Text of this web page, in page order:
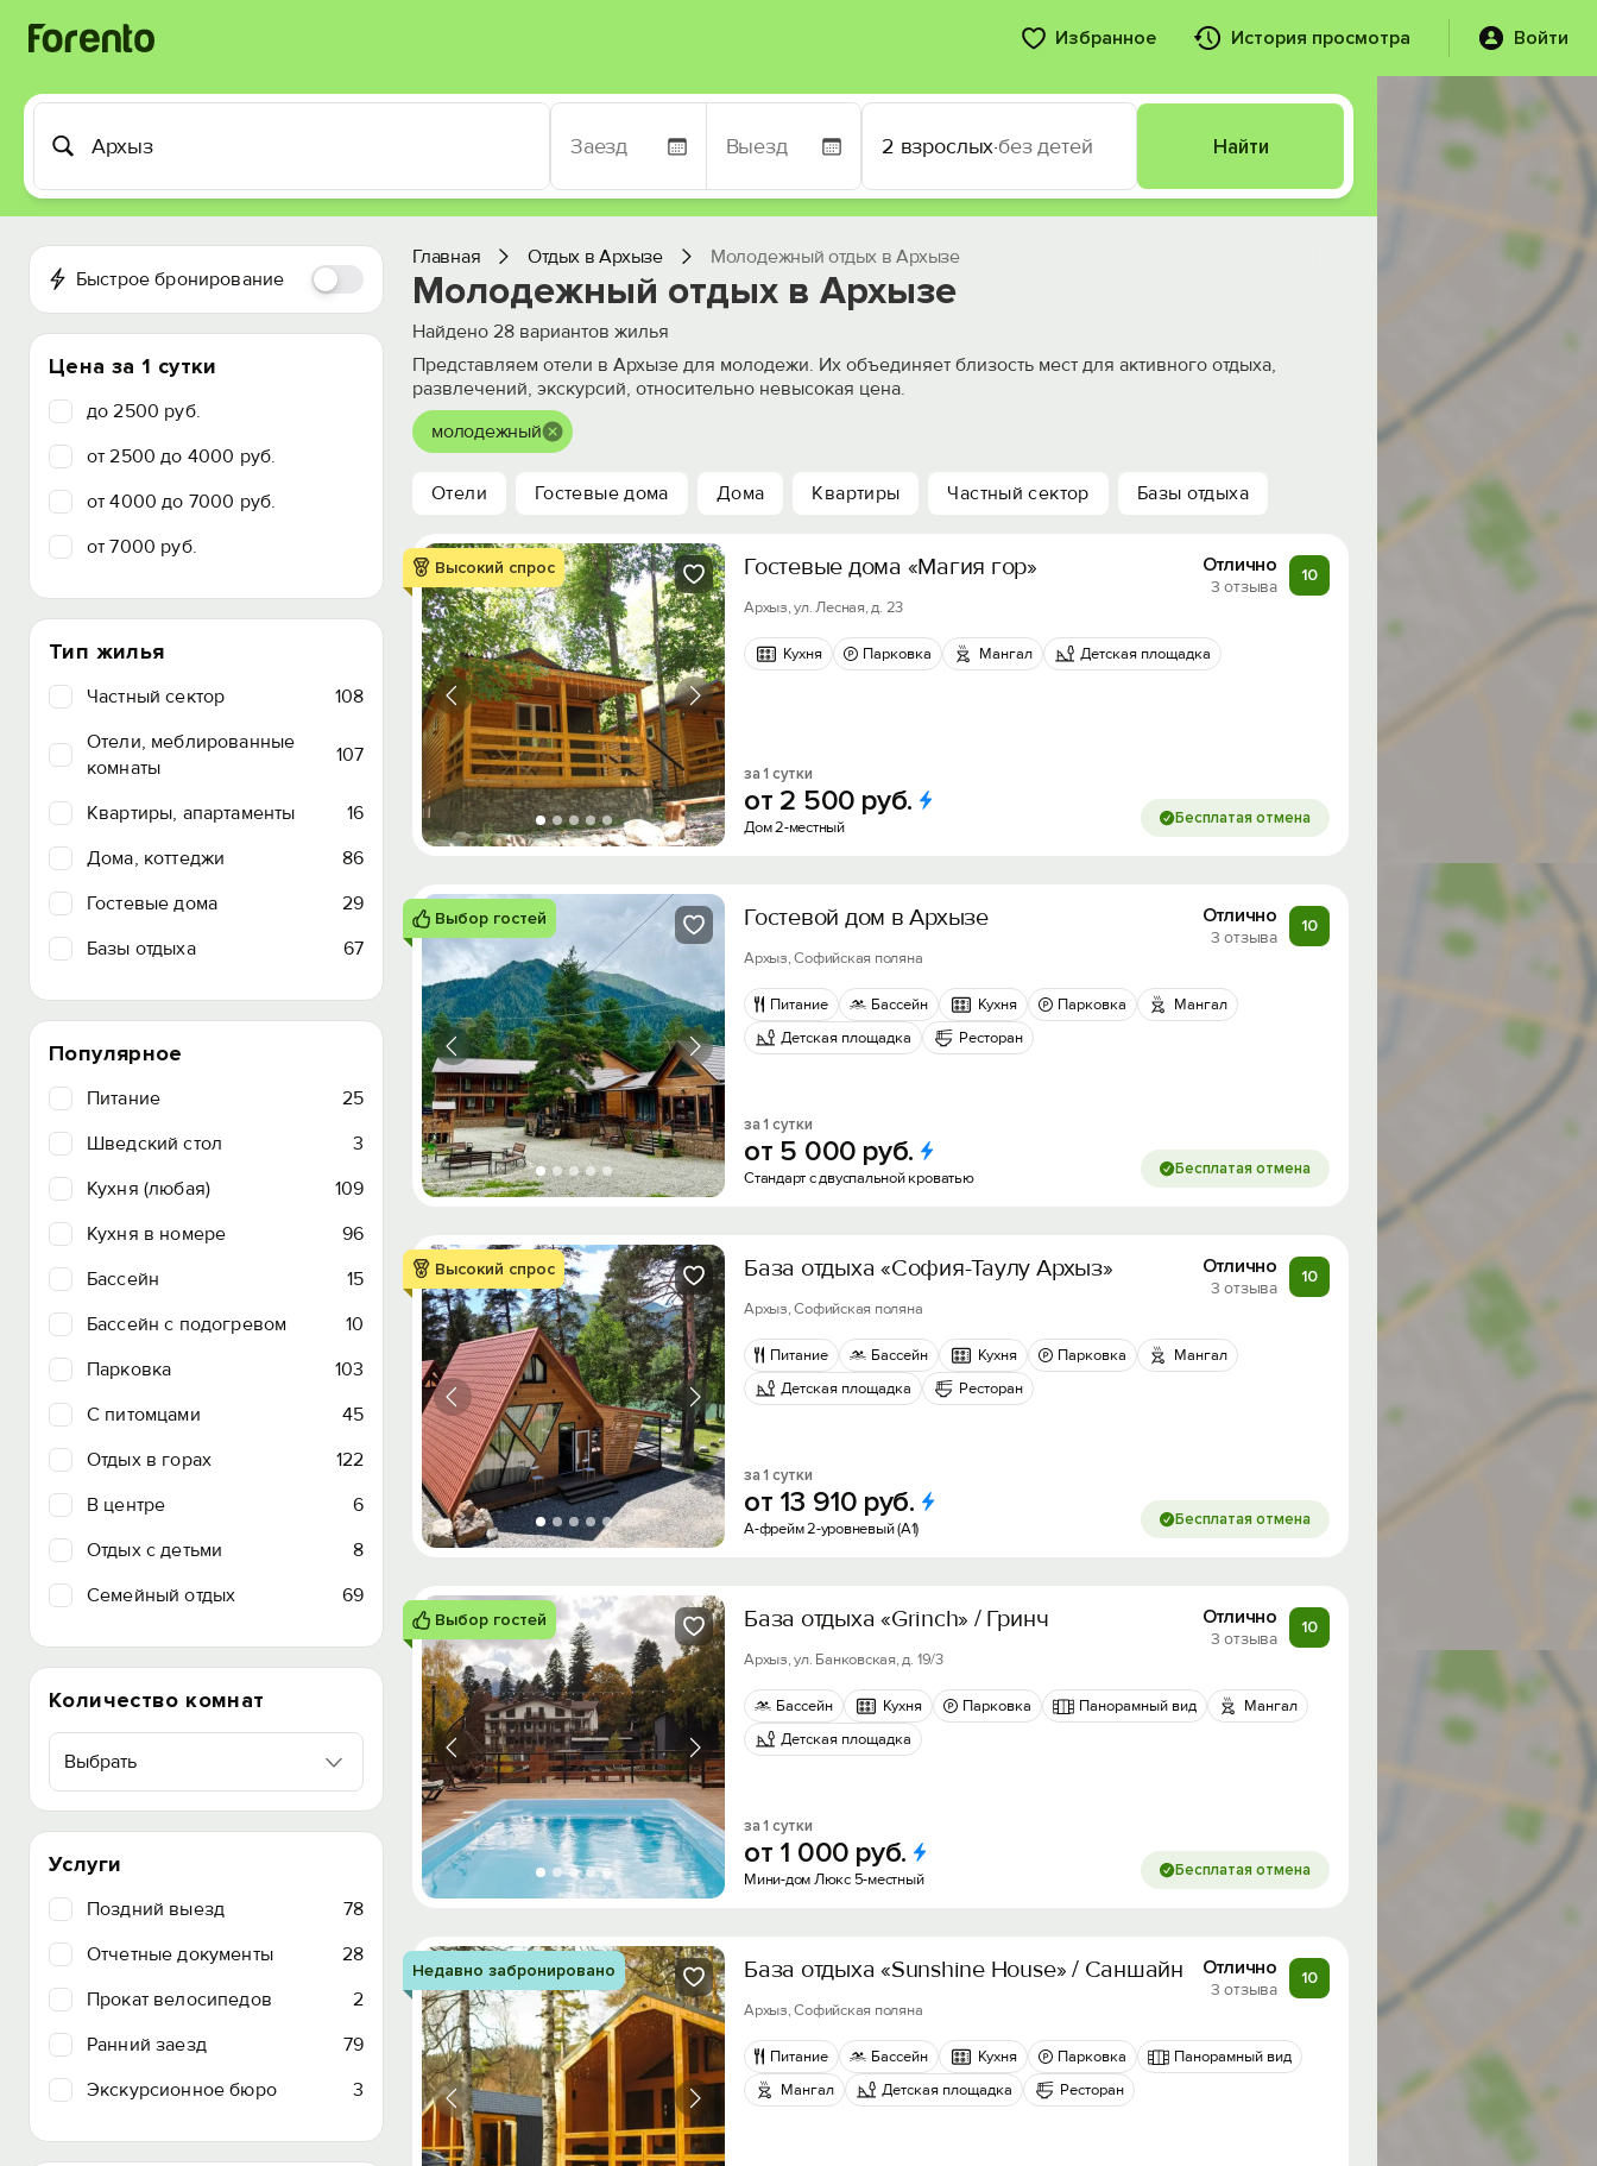
Избранное История просмотра Войти
2 взрослых·без детей Найти
Быстрое бронирование
Цена за 1 сутки
до 2500 руб.
от 2500 до 4000 руб.
от 4000 до 7000 руб.
от 7000 руб.
Тип жилья
Частный сектор
108
Отели, меблированные
комнаты
107
Квартиры, апартаменты
16
Дома, коттеджи
86
Гостевые дома
29
Базы отдыха
67
Популярное
Питание
25
Шведский стол
3
Кухня (любая)
109
Кухня в номере
96
Бассейн
15
Бассейн с подогревом
10
Парковка
103
C питомцами
45
Отдых в горах
122
В центре
6
Отдых с детьми
8
Семейный отдых
69
Количество комнат
Выбрать
Услуги
Поздний выезд
78
Отчетные документы
28
Прокат велосипедов
2
Ранний заезд
79
Экскурсионное бюро
3
Главная Отдых в Архызе Молодежный отдых в Архызе
Молодежный отдых в Архызе
Найдено 28 вариантов жилья
Представляем отели в Архызе для молодежи. Их объединяет близость мест для активного отдыха,
развлечений, экскурсий, относительно невысокая цена.
молодежный
Отели Гостевые дома Дома Квартиры Частный сектор Базы отдыха
Высокий спрос Гостевые дома «Магия гор» Отлично
3 отзыва
10
Архыз, ул. Лесная, д. 23
Кухня Парковка Мангал Детская площадка
за 1 сутки
от 2 500 руб.
Дом 2-местный Бесплатая отмена
Выбор гостей Гостевой дом в Архызе Отлично
3 отзыва
10
Архыз, Cофийская поляна
Питание Бассейн Кухня Парковка
Мангал
Детская площадка
Ресторан
за 1 сутки
от 5 000 руб.
Стандарт с двуспальной кроватью Бесплатая отмена
Высокий спрос База отдыха «София-Таулу Архыз» Отлично
3 отзыва
10
Архыз, Софийская поляна
Питание Бассейн Кухня Парковка
Мангал
Детская площадка
Ресторан
за 1 сутки
от 13 910 руб.
А-фрейм 2-уровневый (А1) Бесплатая отмена
Выбор гостей База отдыха «Grinch» / Гринч Отлично
3 отзыва
10
Архыз, ул. Банковская, д. 19/3
Бассейн Кухня Парковка Панорамный вид
Мангал
Детская площадка
за 1 сутки
от 1 000 руб.
Мини-дом Люкс 5-местный Бесплатая отмена
Недавно забронировано База отдыха «Sunshine House» / Саншайн ХаусОтлично
3 отзыва
10
Архыз, Софийская поляна
Питание Бассейн Кухня Парковка
Панорамный вид
Мангал
Детская площадка Ресторан